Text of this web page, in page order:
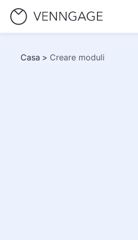
Casa > Creare moduli